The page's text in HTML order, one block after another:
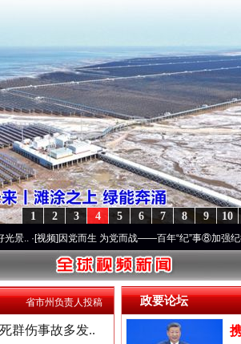
10
9
8
7
6
5
4
3
2
1
因党而生 为党而战——百年“纪”事⑧加强纪律..·[视频]牢
群伤事故多发..
省市州负责人投稿 政要论坛
机肯定在骂我” 全民健